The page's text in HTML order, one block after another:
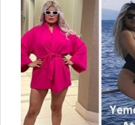
Baklava
Hamuruna Sarılmış
Levrek
Tonsurton Tarifi
Şaraplı Balık